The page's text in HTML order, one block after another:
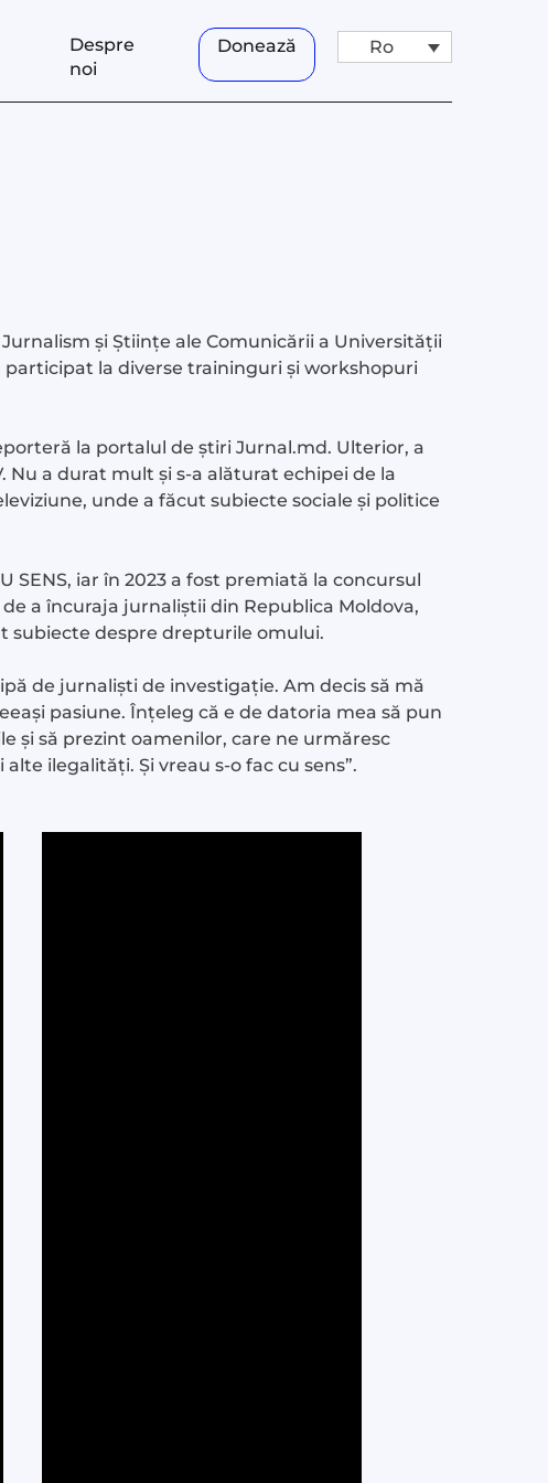
Despre
noi
Donează Ro
și Științe ale Comunicării a Universității
la diverse traininguri și workshopuri
la portalul de știri Jurnal.md. Ulterior, a
Nu a durat mult și s-a alăturat echipei de la
unde a făcut subiecte sociale și politice
SENS, iar în 2023 a fost premiată la concursul
a încuraja jurnaliștii din Republica Moldova,
subiecte despre drepturile omului.
de jurnaliști de investigație. Am decis să mă
pasiune. Înțeleg că e de datoria mea să pun
și să prezint oamenilor, care ne urmăresc
ilegalități. Și vreau s-o fac cu sens”.